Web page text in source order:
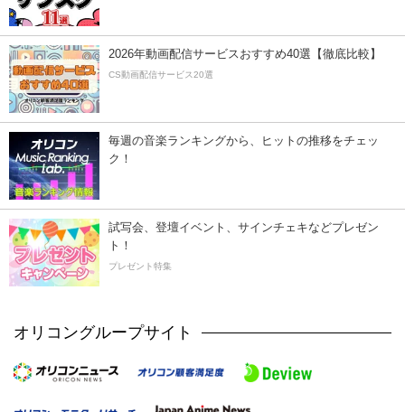
2026年動画配信サービスおすすめ40選【徹底比較】
CS動画配信サービス20選
毎週の音楽ランキングから、ヒットの推移をチェッ
ク！
試写会、登壇イベント、サインチェキなどプレゼン
ト！
プレゼント特集
オリコングループサイト